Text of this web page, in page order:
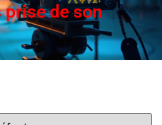
de son